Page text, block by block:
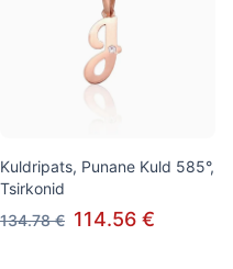
Kuldripats, Punane Kuld 585°,
Tsirkonid
134.78 € 114.56 €